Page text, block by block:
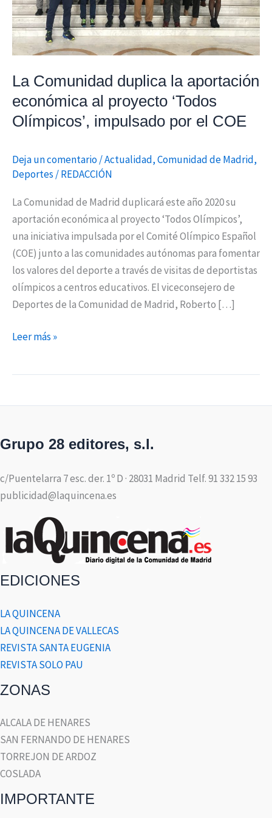
La Comunidad duplica la aportación
económica al proyecto ‘Todos
Olímpicos’, impulsado por el COE
Deja un comentario/Actualidad,Comunidad de Madrid,
Deportes /REDACCIÓN
La Comunidad de Madrid duplicará este año 2020 su
aportación económica al proyecto ‘Todos Olímpicos’,
una iniciativa impulsada por el Comité Olímpico Español
(COE) junto a las comunidades autónomas para fomentar
los valores del deporte a través de visitas de deportistas
olímpicos a centros educativos. El viceconsejero de
Deportes de la Comunidad de Madrid, Roberto […]
‘Todos
Olímpicos’,
impulsado
COE
Leer más »
Grupo 28 editores, s.l.
c/Puentelarra 7 esc. der. 1º D · 28031 Madrid Telf. 91 332 15 93
publicidad@laquincena.es
EDICIONES
LA QUINCENA
LA QUINCENA DE VALLECAS
REVISTA SANTA EUGENIA
REVISTA SOLO PAU
ZONAS
ALCALA DE HENARES
SAN FERNANDO DE HENARES
TORREJON DE ARDOZ
COSLADA
IMPORTANTE